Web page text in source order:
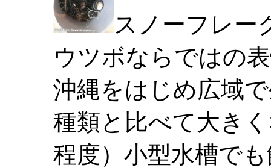
スノーフレー
ウツボならではの
沖縄をはじめ広域
種類と比べて大き
程度）小型水槽で